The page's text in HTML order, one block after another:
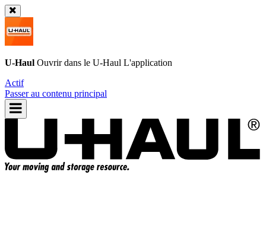
U-Haul Ouvrir dans le U-Haul L'application
Actif
Passer au contenu principal